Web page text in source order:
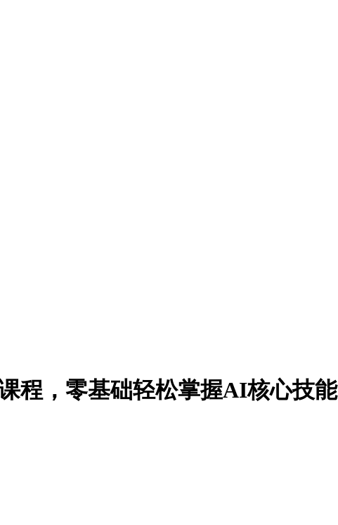
程，零基础轻松掌握AI核心技能